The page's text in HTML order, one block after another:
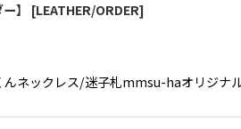
】 [LEATHER/ORDER]
んネックレス/迷子札mmsu-haオリジ